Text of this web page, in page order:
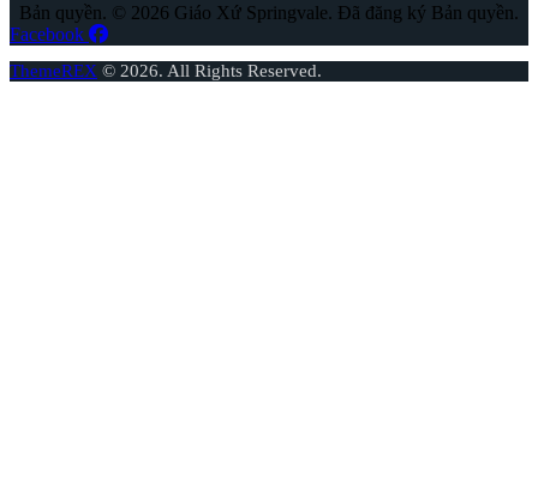
Bản quyền. © 2026 Giáo Xứ Springvale. Đã đăng ký Bản quyền.
Facebook
ThemeREX © 2026. All Rights Reserved.